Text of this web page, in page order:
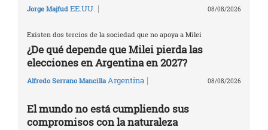
Jorge Majfud EE.UU. | 08/08/2026
Existen dos tercios de la sociedad que no apoya a Milei
¿De qué depende que Milei pierda las
elecciones en Argentina en 2027?
Alfredo Serrano Mancilla Argentina | 08/08/2026
El mundo no está cumpliendo sus
compromisos con la naturaleza